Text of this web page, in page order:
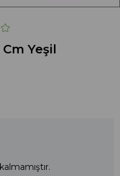
Yeşil